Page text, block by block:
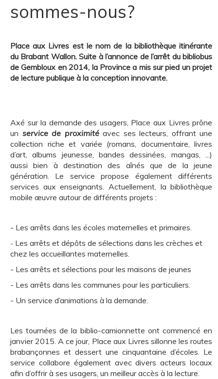
sommes-nous?
Place aux Livres est le nom de la bibliothèque itinérante
du Brabant Wallon. Suite à l’annonce de l’arrêt du bibliobus
de Gembloux en 2014, la Province a mis sur pied un projet
de lecture publique à la conception innovante.
Axé sur la demande des usagers, Place aux Livres prône
un service de proximitéavec ses lecteurs, offrant une
collection riche et variée (romans, documentaire, livres
d’art, albums jeunesse, bandes dessinées, mangas, ...)
aussi bien à destination des aînés que de la jeune
génération. Le service propose également différents
services aux enseignants. Actuellement, la bibliothèque
mobile œuvre autour de différents projets :
- Les arrêts dans les écoles maternelles et primaires.
- Les arrêts et dépôts de sélections dans les crèches et
chez les accueillantes maternelles.
- Les arrêts et sélections pour les maisons de jeunes
- Les arrêts dans les communes pour les particuliers.
- Un service d’animations à la demande.
Les tournées de la biblio-camionnette ont commencé en
janvier 2015. A ce jour, Place aux Livres sillonne les routes
brabançonnes et dessert une cinquantaine d’écoles. Le
service collabore également avec divers acteurs locaux
afin d’offrir à ses usagers, un meilleur accès à la lecture.